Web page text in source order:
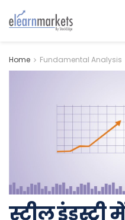
Home Fundamental Analysis
स्टील